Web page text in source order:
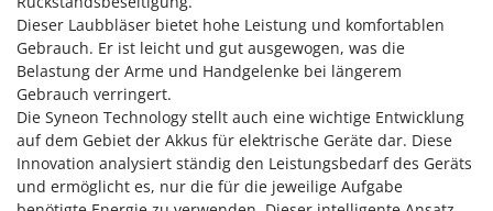
Küchenreiben - elektrisch
Kükenaufzuchtboxen
L
Laderampe aus Aluminium
Laubsauger - Laubbläser
Laubsauger auf Rädern
Elegen
Energy Gruppi
Enotecnica Pillan
Eschenfelder
EuroMech
Eurosystems
Dieser Laubbläser bietet hohe Leistung und komfortablen
Gebrauch. Er ist leicht und gut ausgewogen, was die
Belastung der Arme und Handgelenke bei längerem
Gebrauch verringert.
Die Syneon Technology stellt auch eine wichtige Entwicklung
auf dem Gebiet der Akkus für elektrische Geräte dar. Diese
Innovation analysiert ständig den Leistungsbedarf des Geräts
und ermöglicht es, nur die für die jeweilige Aufgabe